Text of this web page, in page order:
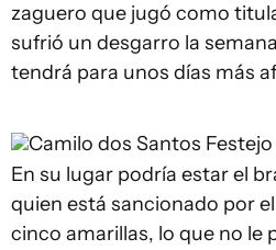
zaguero que jugó como
sufrió un desgarro la
tendrá para unos días más
Camilo dos Santos
En su lugar podría estar el
quien está sancionado por
cinco amarillas, lo que no le